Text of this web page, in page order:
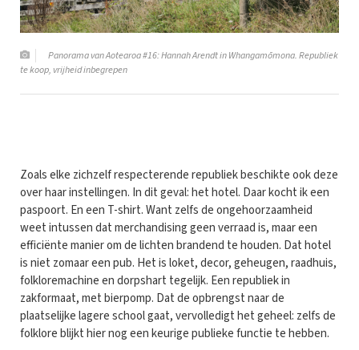
Panorama van Aotearoa #16: Hannah Arendt in Whangamōmona. Republiek
te koop, vrijheid inbegrepen
Zoals elke zichzelf respecterende republiek beschikte ook deze
over haar instellingen. In dit geval: het hotel. Daar kocht ik een
paspoort. En een T-shirt. Want zelfs de ongehoorzaamheid
weet intussen dat merchandising geen verraad is, maar een
efficiënte manier om de lichten brandend te houden. Dat hotel
is niet zomaar een pub. Het is loket, decor, geheugen, raadhuis,
folkloremachine en dorpshart tegelijk. Een republiek in
zakformaat, met bierpomp. Dat de opbrengst naar de
plaatselijke lagere school gaat, vervolledigt het geheel: zelfs de
folklore blijkt hier nog een keurige publieke functie te hebben.